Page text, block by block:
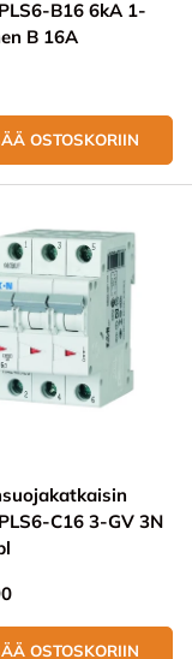
B16 6kA 1-
B 16A
hinta
OSTOSKORIIN
C16 3-GV 3N
hinta
OSTOSKORIIN